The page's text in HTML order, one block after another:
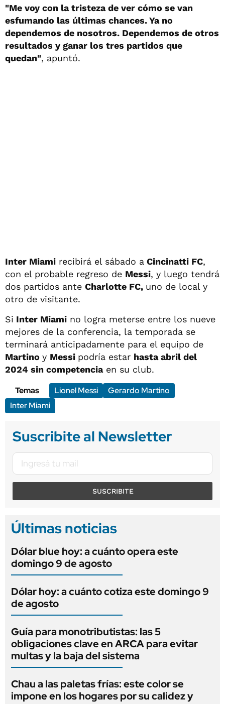
"Me voy con la tristeza de ver cómo se van
esfumando las últimas chances. Ya no
dependemos de nosotros. Dependemos de otros
resultados y ganar los tres partidos que
quedan", apuntó.
Inter Miami recibirá el sábado a Cincinatti FC,
con el probable regreso de Messi, y luego tendrá
dos partidos ante Charlotte FC, uno de local y
otro de visitante.
Si Inter Miami no logra meterse entre los nueve
mejores de la conferencia, la temporada se
terminará anticipadamente para el equipo de
Martino y Messi podría estar hasta abril del
2024 sin competenciaen su club.
Temas
Lionel Messi
Gerardo Martino
Inter Miami
Suscribite al Newsletter
SUSCRIBITE
Últimas noticias
Dólar blue hoy: a cuánto opera este
domingo 9 de agosto
Dólar hoy: a cuánto cotiza este domingo 9
de agosto
Guía para monotributistas: las 5
obligaciones clave en ARCA para evitar
multas y la baja del sistema
Chau a las paletas frías: este color se
impone en los hogares por su calidez y